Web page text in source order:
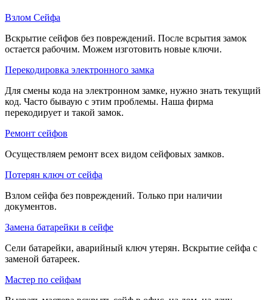
Взлом Сейфа
Вскрытие сейфов без повреждений. После всрытия замок
остается рабочим. Можем изготовить новые ключи.
Перекодировка электронного замка
Для смены кода на электронном замке, нужно знать текущий
код. Часто бываую с этим проблемы. Наша фирма
перекодирует и такой замок.
Ремонт сейфов
Осуществляем ремонт всех видом сейфовых замков.
Потерян ключ от сейфа
Взлом сейфа без повреждений. Только при наличии
документов.
Замена батарейки в сейфе
Сели батарейки, аварийный ключ утерян. Вскрытие сейфа с
заменой батареек.
Мастер по сейфам